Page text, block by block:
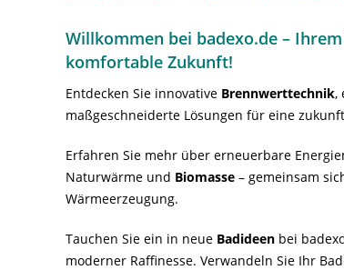
Willkommen bei badexo.de –
komfortable Zukunft!
Entdecken Sie innovative Brennwerttechnik,
maßgeschneiderte Lösungen für eine
Erfahren Sie mehr über erneuerbare
Naturwärme und Biomasse – gemeinsam
Wärmeerzeugung.
Tauchen Sie ein in neue Badideen bei
moderner Raffinesse. Verwandeln Sie Ihr